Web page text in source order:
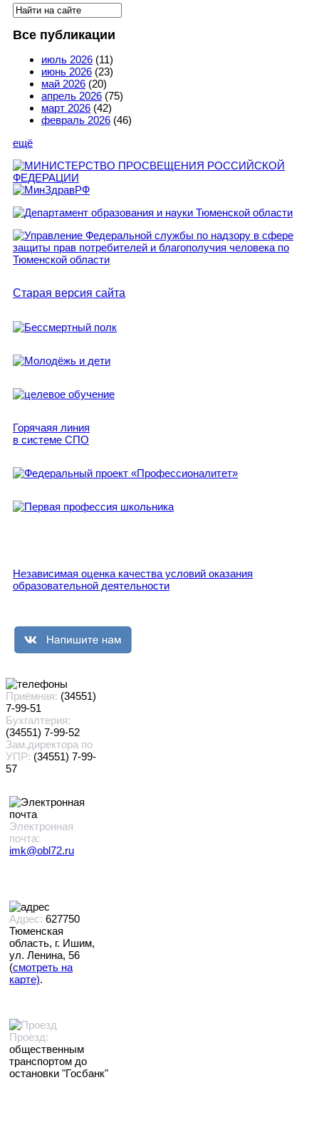
Форма поиска
Поиск
Все публикации
июль 2026 (11)
июнь 2026 (23)
май 2026 (20)
апрель 2026 (75)
март 2026 (42)
февраль 2026 (46)
ещё
Старая версия сайта
Горячаяя линия
в системе СПО
Независимая оценка качества условий оказания
образовательной деятельности
Приёмная: (34551)
7-99-51
Бухгалтерия:
(34551) 7-99-52
Зам.директора по
УПР: (34551) 7-99-
57
Электронная
почта:
imk@obl72.ru
Адрес: 627750
Тюменская
область, г. Ишим,
ул. Ленина, 56
(смотреть на
карте).
Проезд:
общественным
транспортом до
остановки "Госбанк"